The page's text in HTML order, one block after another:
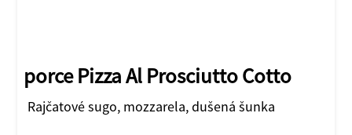
porce Pizza Al Prosciutto Cotto
Rajčatové sugo, mozzarela, dušená šunka